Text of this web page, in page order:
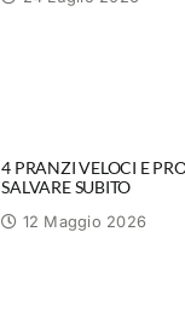
4 PRANZI VELOCI E
SALVARE SUBITO
12 Maggio 2026